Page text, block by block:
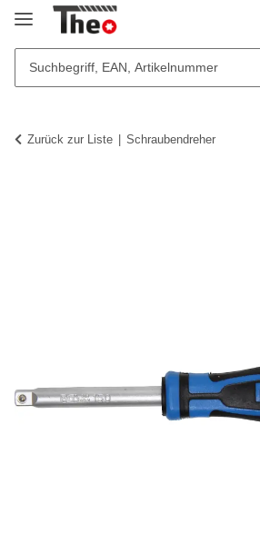
Zurück zur Liste Schraubendreher